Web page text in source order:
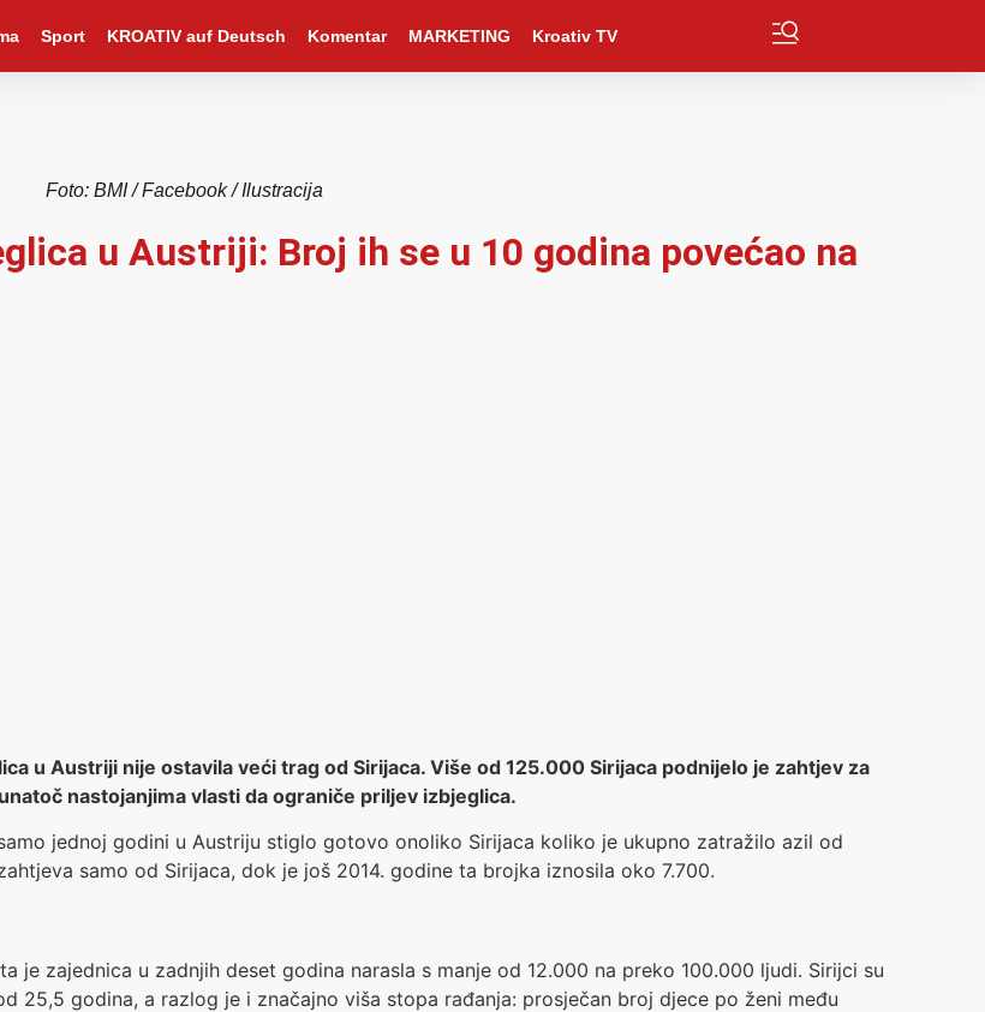
Sport KROATIV auf Deutsch Komentar MARKETING Kroativ TV
Foto: BMI / Facebook / Ilustracija
u Austriji: Broj ih se u 10 godina povećao na
u Austriji nije ostavila veći trag od Sirijaca. Više od 125.000 Sirijaca podnijelo je zahtjev za
nastojanjima vlasti da ograniče priljev izbjeglica.
jednoj godini u Austriju stiglo gotovo onoliko Sirijaca koliko je ukupno zatražilo azil od
samo od Sirijaca, dok je još 2014. godine ta brojka iznosila oko 7.700.
je zajednica u zadnjih deset godina narasla s manje od 12.000 na preko 100.000 ljudi. Sirijci su
25,5 godina, a razlog je i značajno viša stopa rađanja: prosječan broj djece po ženi među